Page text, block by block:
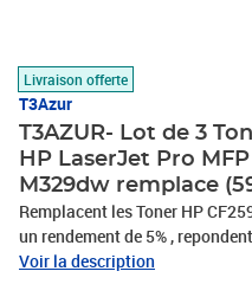
Livraison offerte
T3Azur
T3AZUR- Lot de 3
HP LaserJet Pro
M329dw remplace
Remplacent les Toner HP
un rendement de 5% ,
ISO 9001/14001, STMC, CE,
Voir la description